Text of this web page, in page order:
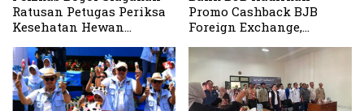
Ratusan Petugas Periksa
Kesehatan Hewan
PMK
Promo Cashback BJB
Foreign Exchange,
Bisa Dapat Cashback
Menarik